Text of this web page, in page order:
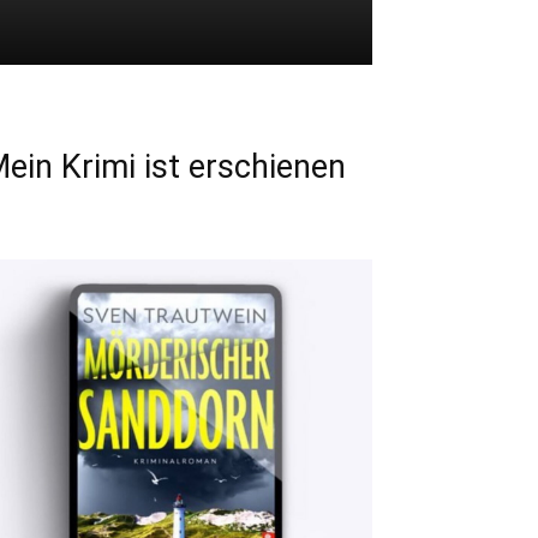
Krimi ist erschienen